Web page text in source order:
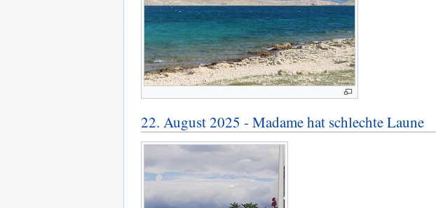
22. August 2025 - Madame hat schlechte Laune